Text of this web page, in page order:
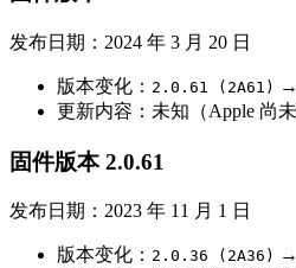
发布日期：2024 年 3 月 20 日
版本变化： 2.0.61 (2A61) →
更新内容：未知（Apple 尚未
固件版本 2.0.61
发布日期：2023 年 11 月 1 日
版本变化： 2.0.36 (2A36) →